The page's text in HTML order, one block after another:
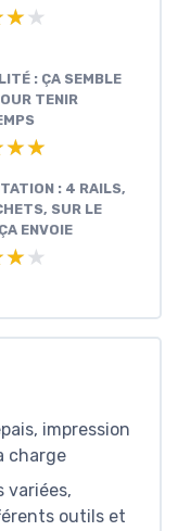
: ÇA SEMBLE
TENIR
: 4 RAILS,
SUR LE
ENVOIE
impression
charge
variées,
outils et